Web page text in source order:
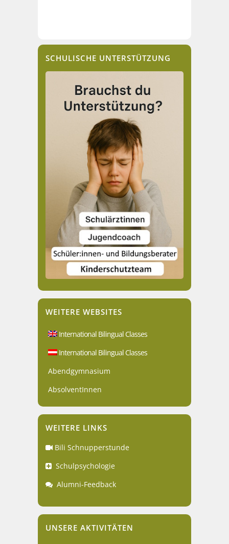
SCHULISCHE UNTERSTÜTZUNG
WEITERE WEBSITES
International Bilingual Classes
International Bilingual Classes
Abendgymnasium
AbsolventInnen
WEITERE LINKS
Bili Schnupperstunde
Schulpsychologie
Alumni-Feedback
UNSERE AKTIVITÄTEN